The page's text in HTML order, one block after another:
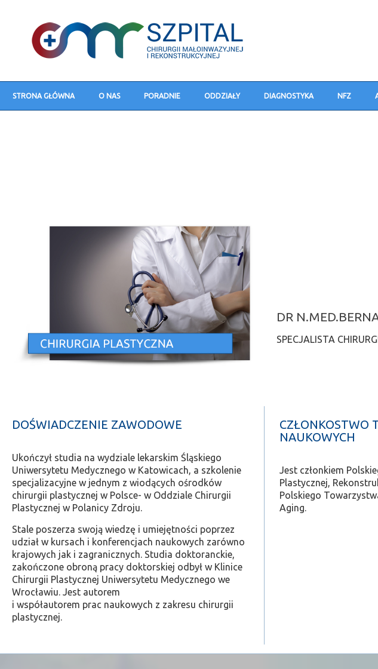
STRONA GŁÓWNA O NAS PORADNIE ODDZIAŁY DIAGNOSTYKA NFZ
DR
SPECJALISTA
DOŚWIADCZENIE ZAWODOWE
Ukończył studia na wydziale lekarskim Śląskiego
Uniwersytetu Medycznego w Katowicach, a szkolenie
specjalizacyjne w jednym z wiodących ośrodków
chirurgii plastycznej w Polsce- w Oddziale Chirurgii
Plastycznej w Polanicy Zdroju.
Stale poszerza swoją wiedzę i umiejętności poprzez
udział w kursach i konferencjach naukowych zarówno
krajowych jak i zagranicznych. Studia doktoranckie,
zakończone obroną pracy doktorskiej odbył w Klinice
Chirurgii Plastycznej Uniwersytetu Medycznego we
Wrocławiu. Jest autorem
i współautorem prac naukowych z zakresu chirurgii
plastycznej.
CZŁONKOSTWO
NAUKOWYCH
Jest członkiem
Plastycznej,
Polskiego
Aging.